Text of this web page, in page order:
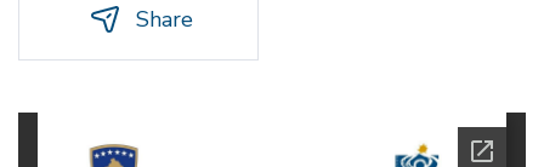
Share